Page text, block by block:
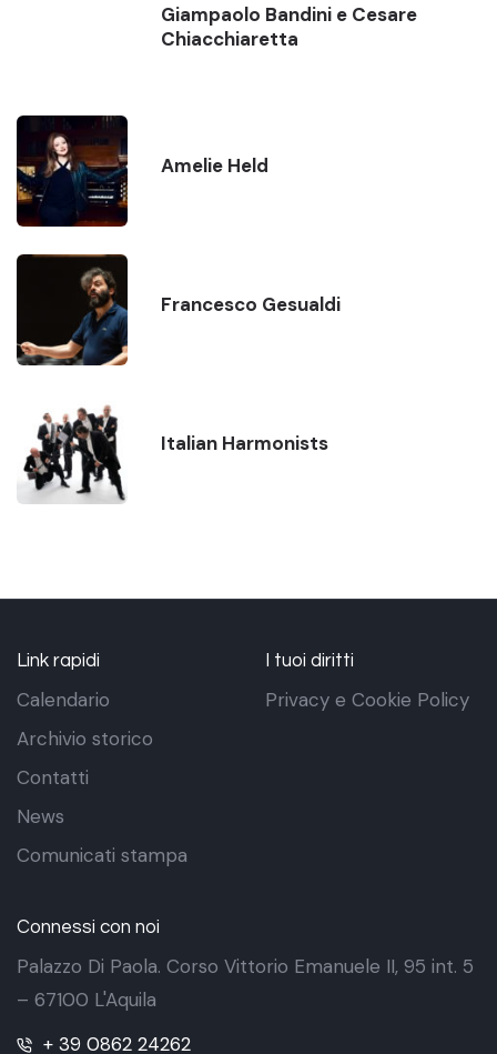
Giampaolo Bandini e Cesare
Chiacchiaretta
Amelie Held
Francesco Gesualdi
Italian Harmonists
Link rapidi
Calendario
Archivio storico
Contatti
News
Comunicati stampa
I tuoi diritti
Privacy e Cookie Policy
Connessi con noi
Palazzo Di Paola. Corso Vittorio Emanuele II, 95 int. 5
– 67100 L'Aquila
+ 39 0862 24262